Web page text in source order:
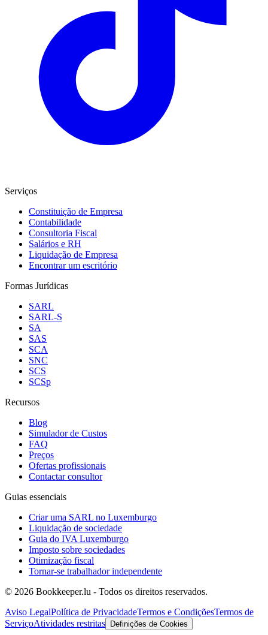
Serviços
Constituição de Empresa
Contabilidade
Consultoria Fiscal
Salários e RH
Liquidação de Empresa
Encontrar um escritório
Formas Jurídicas
SARL
SARL-S
SA
SAS
SCA
SNC
SCS
SCSp
Recursos
Blog
Simulador de Custos
FAQ
Preços
Ofertas profissionais
Contactar consultor
Guias essenciais
Criar uma SARL no Luxemburgo
Liquidação de sociedade
Guia do IVA Luxemburgo
Imposto sobre sociedades
Otimização fiscal
Tornar-se trabalhador independente
© 2026 Bookkeeper.lu - Todos os direitos reservados.
Aviso LegalPolítica de PrivacidadeTermos e CondiçõesTermos de
ServiçoAtividades restritas Definições de Cookies